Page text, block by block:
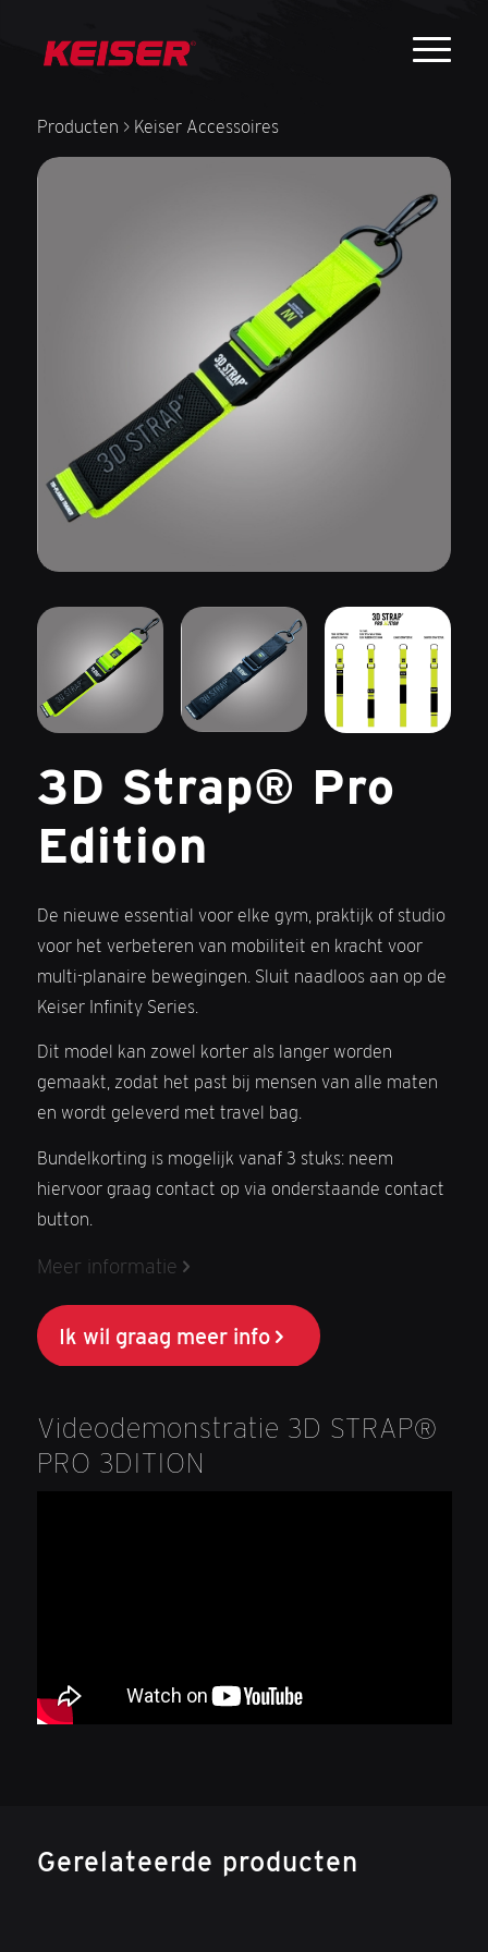
Producten > Keiser Accessoires
3D Strap® Pro
Edition
De nieuwe essential voor elke gym, praktijk of studio
voor het verbeteren van mobiliteit en kracht voor
multi-planaire bewegingen. Sluit naadloos aan op de
Keiser Infinity Series.
Dit model kan zowel korter als langer worden
gemaakt, zodat het past bij mensen van alle maten
en wordt geleverd met travel bag.
Bundelkorting is mogelijk vanaf 3 stuks: neem
hiervoor graag contact op via onderstaande contact
button.
Meer informatie
Ik wil graag meer info
Videodemonstratie 3D STRAP®
PRO 3DITION
Gerelateerde producten